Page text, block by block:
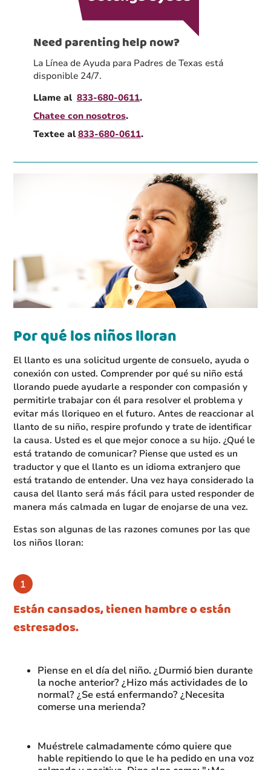
Need parenting help now?
La Línea de Ayuda para Padres de Texas está
disponible 24/7.
Llame al 833-680-0611.
Chatee con nosotros.
Textee al 833-680-0611.
Por qué los niños lloran
El llanto es una solicitud urgente de consuelo, ayuda o
conexión con usted. Comprender por qué su niño está
llorando puede ayudarle a responder con compasión y
permitirle trabajar con él para resolver el problema y
evitar más lloriqueo en el futuro. Antes de reaccionar al
llanto de su niño, respire profundo y trate de identificar
la causa. Usted es el que mejor conoce a su hijo. ¿Qué le
está tratando de comunicar? Piense que usted es un
traductor y que el llanto es un idioma extranjero que
está tratando de entender. Una vez haya considerado la
causa del llanto será más fácil para usted responder de
manera más calmada en lugar de enojarse de una vez.
Estas son algunas de las razones comunes por las que
los niños lloran:
Están cansados, tienen hambre o están
estresados.
Piense en el día del niño. ¿Durmió bien durante
la noche anterior? ¿Hizo más actividades de lo
normal? ¿Se está enfermando? ¿Necesita
comerse una merienda?
Muéstrele calmadamente cómo quiere que
hable repitiendo lo que le ha pedido en una voz